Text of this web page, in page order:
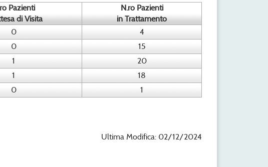
Pazienti
di Visita
N.ro Pazienti
in Trattamento
0
4
0
15
1
20
1
18
0
1
Ultima Modifica: 02/12/2024